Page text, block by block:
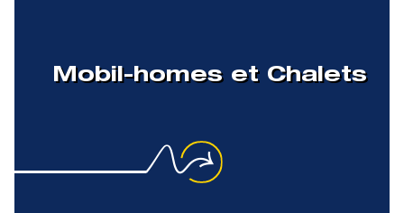
Mobil-homes et Chalets